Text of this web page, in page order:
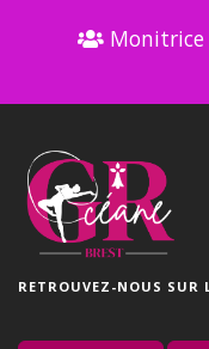
Monitrice
RETROUVEZ-NOUS SUR